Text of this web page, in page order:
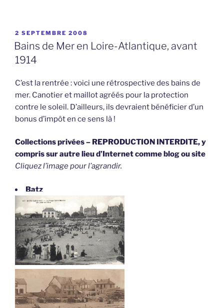
PUBLIÉ
LE
2 SEPTEMBRE 2008
Bains de Mer en Loire-Atlantique, avant
1914
C’est la rentrée : voici une rétrospective des bains de
mer. Canotier et maillot agréés pour la protection
contre le soleil. D’ailleurs, ils devraient bénéficier d’un
bonus d’impôt en ce sens là !
Collections privées – REPRODUCTION INTERDITE, y
compris sur autre lieu d’Internet comme blog ou site
Cliquez l’image pour l’agrandir.
Batz